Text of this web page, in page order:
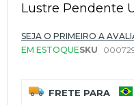
para
da
Galeria
Lustre Pendente
SEJA O PRIMEIRO A
EM ESTOQUESKU
FRETE PARA